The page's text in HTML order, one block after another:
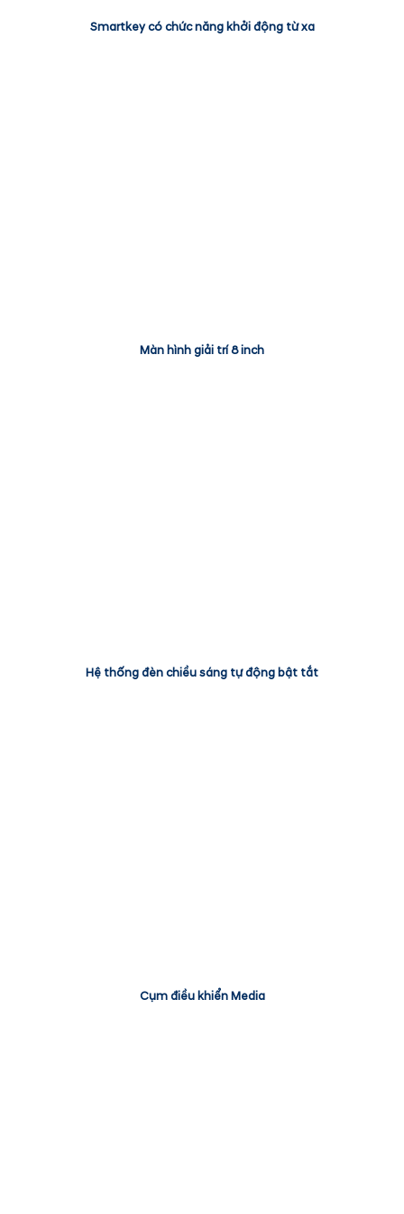
Smartkey có chức năng khởi động từ xa
Màn hình giải trí 8 inch
Hệ thống đèn chiều sáng tự động bật tắt
Cụm điều khiển Media